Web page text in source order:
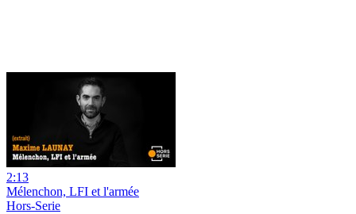
2:13
Mélenchon, LFI et l'armée
Hors-Serie